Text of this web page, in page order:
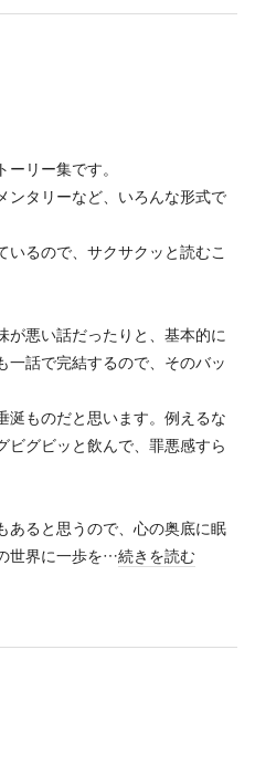
リー集です。
ンタリーなど、いろんな形式で
るので、サクサクッと読むこ
が悪い話だったりと、基本的に
一話で完結するので、そのバッ
涎ものだと思います。例えるな
ビグビッと飲んで、罪悪感すら
あると思うので、心の奥底に眠
世界に一歩を…続きを読む